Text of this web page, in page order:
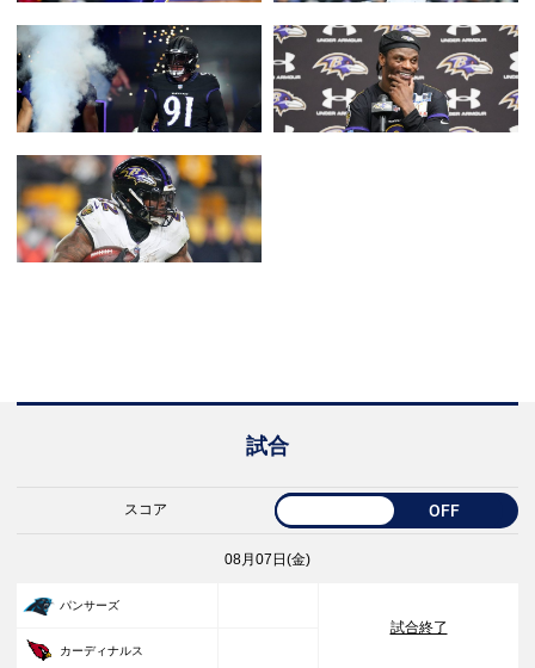
試合
スコア OFF
08月07日(金)
パンサーズ
試合終了
カーディナルス